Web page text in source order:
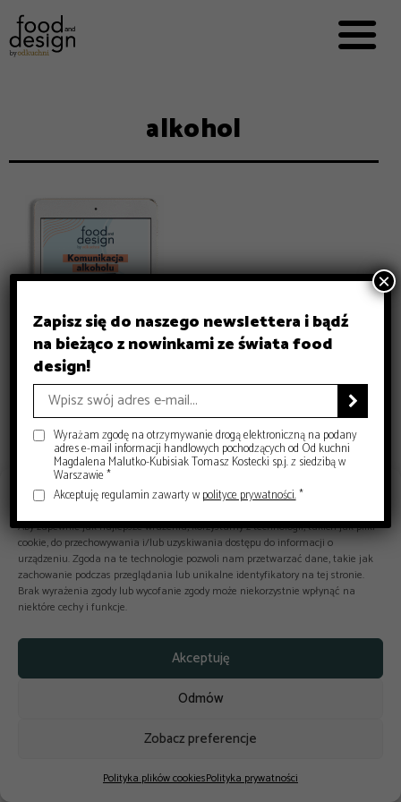
Zarządzaj zgodą
Aby zapewnić jak najlepsze wrażenia, korzystamy z technologii, takich jak pliki
cookie, do przechowywania i/lub uzyskiwania dostępu do informacji o
urządzeniu. Zgoda na te technologie pozwoli nam przetwarzać dane, takie jak
zachowanie podczas przeglądania lub unikalne identyfikatory na tej stronie.
Brak wyrażenia zgody lub wycofanie zgody może niekorzystnie wpłynąć na
niektóre cechy i funkcje.
Akceptuję
Odmów
Zobacz preferencje
Polityka plików cookiesPolityka prywatności


FOOD WORKING
E-BOOKI
O NAS
REKLAMA
alkohol
E-book: Komunikacja
alkoholu bez tabu
Copyright © 2025-2026 odkuchni.co
Polityka prywatności
Regulamin
Polityka cookies
Design bybudowaniestron.pl
Zapisz się do naszego newslettera i bądź
na bieżąco z nowinkami ze świata food
design!

Wyrażam zgodę na otrzymywanie drogą elektroniczną na podany
adres e-mail informacji handlowych pochodzących od Od kuchni
Magdalena Malutko-Kubisiak Tomasz Kostecki sp.j. z siedzibą w
Warszawie *
Akceptuję regulamin zawarty wpolityce prywatności.*
×